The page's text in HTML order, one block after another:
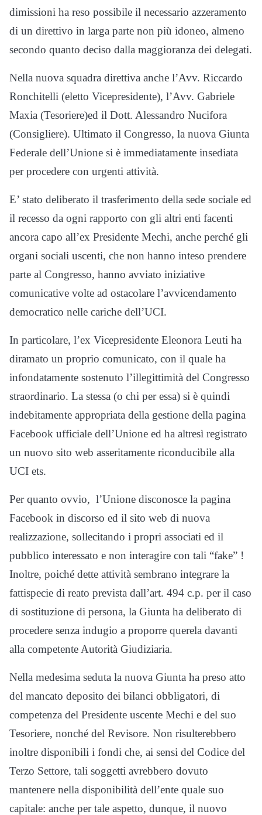
dimissioni ha reso possibile il necessario azzeramento
di un direttivo in larga parte non più idoneo, almeno
secondo quanto deciso dalla maggioranza dei delegati.
Nella nuova squadra direttiva anche l’Avv. Riccardo
Ronchitelli (eletto Vicepresidente), l’Avv. Gabriele
Maxia (Tesoriere)ed il Dott. Alessandro Nucifora
(Consigliere). Ultimato il Congresso, la nuova Giunta
Federale dell’Unione si è immediatamente insediata
per procedere con urgenti attività.
E’ stato deliberato il trasferimento della sede sociale ed
il recesso da ogni rapporto con gli altri enti facenti
ancora capo all’ex Presidente Mechi, anche perché gli
organi sociali uscenti, che non hanno inteso prendere
parte al Congresso, hanno avviato iniziative
comunicative volte ad ostacolare l’avvicendamento
democratico nelle cariche dell’UCI.
In particolare, l’ex Vicepresidente Eleonora Leuti ha
diramato un proprio comunicato, con il quale ha
infondatamente sostenuto l’illegittimità del Congresso
straordinario. La stessa (o chi per essa) si è quindi
indebitamente appropriata della gestione della pagina
Facebook ufficiale dell’Unione ed ha altresì registrato
un nuovo sito web asseritamente riconducibile alla
UCI ets.
Per quanto ovvio, l’Unione disconosce la pagina
Facebook in discorso ed il sito web di nuova
realizzazione, sollecitando i propri associati ed il
pubblico interessato e non interagire con tali “fake” !
Inoltre, poiché dette attività sembrano integrare la
fattispecie di reato prevista dall’art. 494 c.p. per il caso
di sostituzione di persona, la Giunta ha deliberato di
procedere senza indugio a proporre querela davanti
alla competente Autorità Giudiziaria.
Nella medesima seduta la nuova Giunta ha preso atto
del mancato deposito dei bilanci obbligatori, di
competenza del Presidente uscente Mechi e del suo
Tesoriere, nonché del Revisore. Non risulterebbero
inoltre disponibili i fondi che, ai sensi del Codice del
Terzo Settore, tali soggetti avrebbero dovuto
mantenere nella disponibilità dell’ente quale suo
capitale: anche per tale aspetto, dunque, il nuovo